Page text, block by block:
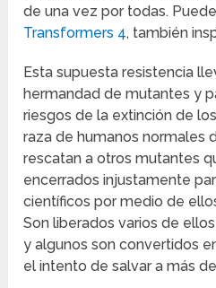
de una vez por todas.
Transformers 4, también
Esta supuesta resistencia
hermandad de mutantes y
riesgos de la extinción de
raza de humanos normales
rescatan a otros mutantes
encerrados injustamente
científicos por medio de
Son liberados varios de
y algunos son convertidos
el intento de salvar a más